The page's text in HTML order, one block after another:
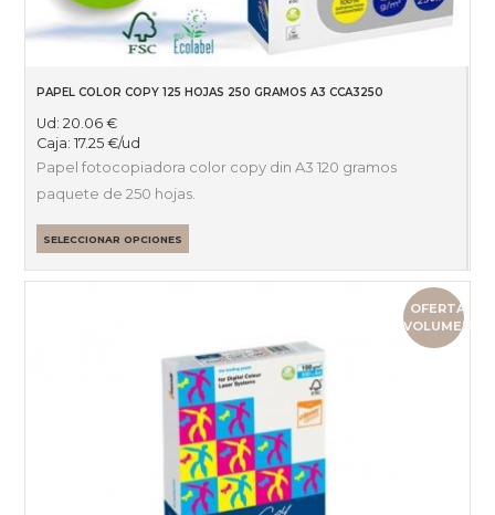
PAPEL COLOR COPY 125 HOJAS 250 GRAMOS A3 CCA3250
Ud:20.06€
Caja:17.25€/ud
Papel fotocopiadora color copy din A3 120 gramos
paquete de 250 hojas.
SELECCIONAR OPCIONES
OFERTA
VOLUMEN